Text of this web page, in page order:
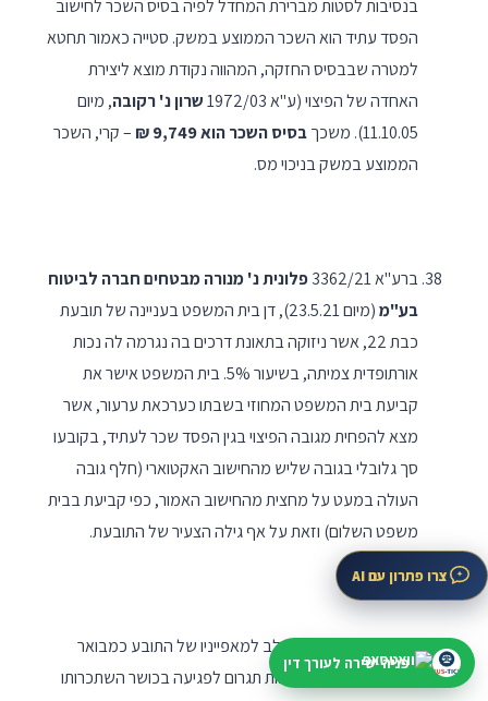
בנסיבות לסטות מברירת המחדל לפיה בסיס השכר לחישוב
הפסד עתיד הוא השכר הממוצע במשק. סטייה כאמור תחטא
למטרה שבבסיס החזקה, המהווה נקודת מוצא ליצירת
האחדה של הפיצוי (ע"א 1972/03
שרון נ' רקובה, מיום
11.10.05). משכך
בסיס השכר הוא 9,749 ₪
– קרי, השכר
הממוצע במשק בניכוי מס.
ברע"א 3362/21
פלונית נ' מנורה מבטחים חברה לביטוח
בע"מ
(מיום 23.5.21), דן בית המשפט בעניינה של תובעת
כבת 22, אשר ניזוקה בתאונת דרכים בה נגרמה לה נכות
אורתופדית צמיתה, בשיעור 5%. בית המשפט אישר את
קביעת בית המשפט המחוזי בשבתו כערכאת ערעור, אשר
מצא להפחית מגובה הפיצוי בגין הפסד שכר לעתיד, בקובעו
סך גלובלי בגובה שליש מהחישוב האקטוארי (חלף גובה
העולה במעט על מחצית מהחישוב האמור, כפי קביעת בבית
משפט השלום) וזאת על אף גילה הצעיר של התובעת.
על יסוד האמור, בשים לב למאפייניו של התובע כמבואר
לעיל, הסיכוי שמא הנכות תגרום לפגיעה בכושר השתכרותו
צרו פתרון עם AI
פניה ישירה לעורך דין